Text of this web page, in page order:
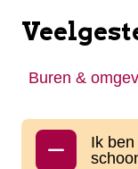
Buren &
Ik